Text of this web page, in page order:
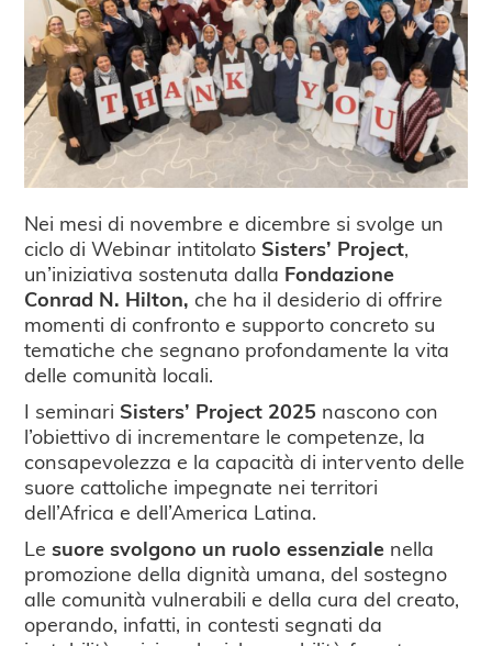
Nei mesi di novembre e dicembre si svolge un
ciclo di Webinar intitolato Sisters’ Project,
un’iniziativa sostenuta dalla Fondazione
Conrad N. Hilton, che ha il desiderio di offrire
momenti di confronto e supporto concreto su
tematiche che segnano profondamente la vita
delle comunità locali.
I seminari Sisters’ Project 2025 nascono con
l’obiettivo di incrementare le competenze, la
consapevolezza e la capacità di intervento delle
suore cattoliche impegnate nei territori
dell’Africa e dell’America Latina.
Lesuore svolgono un ruolo essenziale nella
promozione della dignità umana, del sostegno
alle comunità vulnerabili e della cura del creato,
operando, infatti, in contesti segnati da